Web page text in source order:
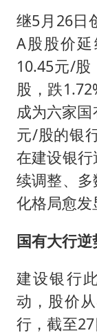
继5月26日
A股股价
10.45元/
股，跌
成为六家
元/股的银
在建设银
续调整、
化格局愈发
国有大行
建设银行
动，股价
行，截至